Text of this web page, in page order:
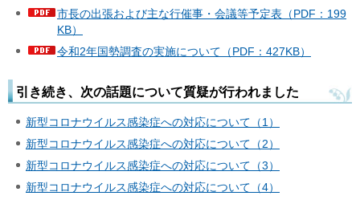
市長の出張および主な行催事・会議等予定表（PDF：199
KB）
令和2年国勢調査の実施について（PDF：427KB）
引き続き、次の話題について質疑が行われました
新型コロナウイルス感染症への対応について（1）
新型コロナウイルス感染症への対応について（2）
新型コロナウイルス感染症への対応について（3）
新型コロナウイルス感染症への対応について（4）